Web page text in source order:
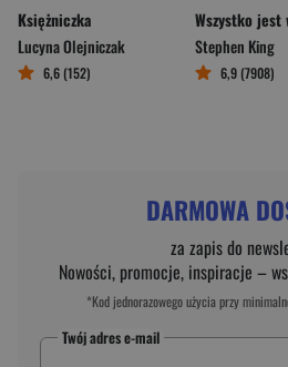
Księżniczka
Lucyna Olejniczak
6,6 (152)
Stephen King
6,9 (7908)
DARMOWA
za zapis do
Nowości, promocje, inspiracje –
*Kod jednorazowego użycia przy
Twój adres e-mail